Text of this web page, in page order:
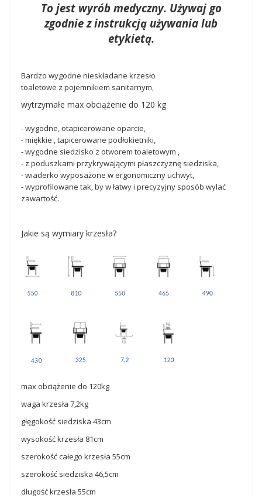
To jest wyrób medyczny. Używaj go
zgodnie z instrukcją używania lub
etykietą.
Bardzo wygodne nieskładane krzesło
toaletowe z pojemnikiem sanitarnym,
wytrzymałe max obciążenie do 120 kg
- wygodne, otapicerowane oparcie,
- miękkie , tapicerowane podłokietniki,
- wygodne siedzisko z otworem toaletowym ,
- z poduszkami przykrywającymi płaszczyznę siedziska,
- wiaderko wyposażone w ergonomiczny uchwyt,
- wyprofilowane tak, by w łatwy i precyzyjny sposób wylać
zawartość.
Jakie są wymiary krzesła?
max obciążenie do 120kg
waga krzesła 7,2kg
głęgokość siedziska 43cm
wysokość krzesła 81cm
szerokość całego krzesła 55cm
szerokość siedziska 46,5cm
długość krzesła 55cm